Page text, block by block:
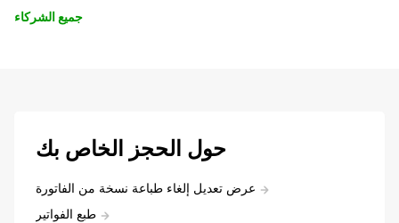
جميع الشركاء
حول الحجز الخاص بك
عرض تعديل إلغاء طباعة نسخة من الفاتورة
طبع الفواتير